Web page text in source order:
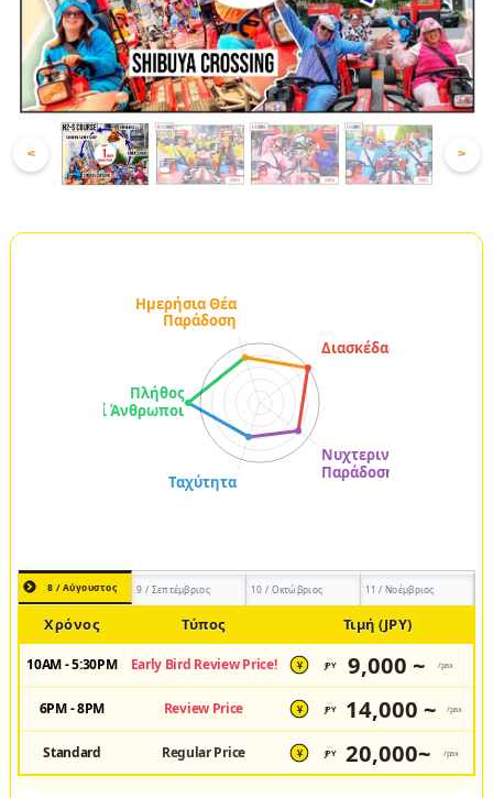
< >
8 / Αύγουστος 9 / Σεπτέμβριος 10 / Οκτώβριος 11 / Νοέμβριος
Χρόνος Τύπος Τιμή (JPY)
10AM - 5:30PM Early Bird Review Price! ¥ JPY 9,000 ~ /pax
6PM - 8PM Review Price ¥ JPY 14,000 ~ /pax
Standard Regular Price ¥ JPY 20,000~ /pax